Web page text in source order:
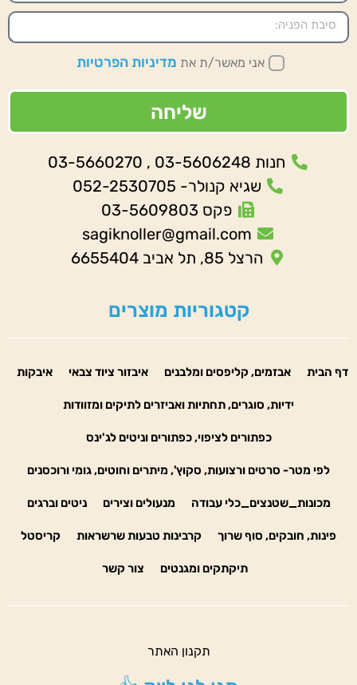
אני מאשר/ת את מדיניות הפרטיות
שליחה
חנות 03-5606248 , 03-5660270
שגיא קנולר- 052-2530705
פקס 03-5609803
sagiknoller@gmail.com
הרצל 85, תל אביב 6655404
קטגוריות מוצרים
דף הבית אבזמים, קליפסים ומלבנים איבזור ציוד צבאי איבקות
ידיות, סוגרים, תחתיות ואביזרים לתיקים ומזוודות
כפתורים לציפוי, כפתורים וניטים לג'ינס
לפי מטר- סרטים ורצועות, סקוץ', מיתרים וחוטים, גומי ורוכסנים
מכונות_שטנצים_כלי עבודה מנעולים וצירים ניטים וברגים
פינות, חובקים, סוף שרוך קרבינות טבעות שרשראות קריסטל
תיקתקים ומגנטים צור קשר
תקנון האתר